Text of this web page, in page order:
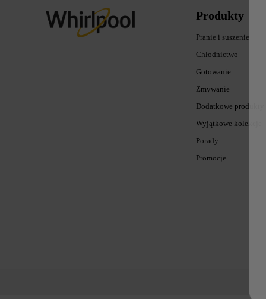
Produkty
Pranie i suszenie
Chłodnictwo
Gotowanie
Zmywanie
Dodatkowe produkty
Wyjątkowe kolekcje
Porady
Promocje